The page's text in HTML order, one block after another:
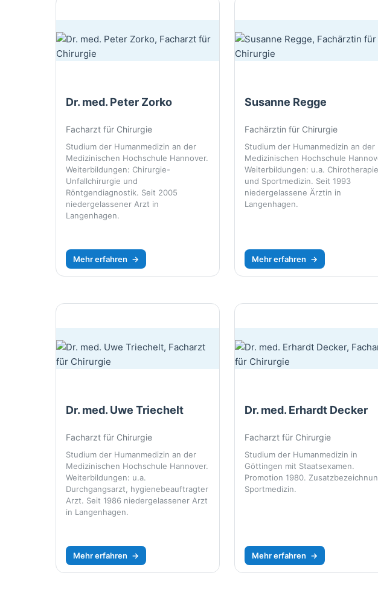
Dr. med. Peter Zorko
Facharzt für Chirurgie
Studium der Humanmedizin an der
Medizinischen Hochschule Hannover.
Weiterbildungen: Chirurgie-
Unfallchirurgie und
Röntgendiagnostik. Seit 2005
niedergelassener Arzt in
Langenhagen.
Mehr erfahren →
Susanne Regge
Fachärztin für Chirurgie
Studium der Humanmedizin an der
Medizinischen Hochschule
Weiterbildungen: u.a. Chirotherapie
und Sportmedizin. Seit 1993
niedergelassene Ärztin in
Langenhagen.
Mehr erfahren →
Dr. med. Uwe Triechelt
Facharzt für Chirurgie
Studium der Humanmedizin an der
Medizinischen Hochschule Hannover.
Weiterbildungen: u.a.
Durchgangsarzt, hygienebeauftragter
Arzt. Seit 1986 niedergelassener Arzt
in Langenhagen.
Mehr erfahren →
Dr. med. Erhardt Decker
Facharzt für Chirurgie
Studium der Humanmedizin in
Göttingen mit Staatsexamen.
Promotion 1980.
Sportmedizin.
Mehr erfahren →